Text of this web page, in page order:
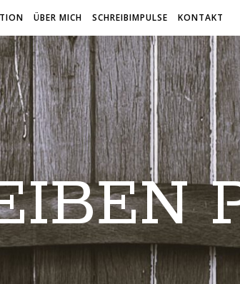
ÜBER MICH SCHREIBIMPULSE KONTAKT